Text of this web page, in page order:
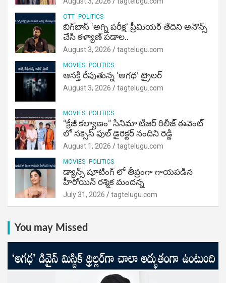
OTT POLITICS
బిగ్‌బాస్ ‘అగ్ని ప‌రీక్ష‌’ ప్రీమియర్ తేదిని అనౌన్స్
చేసి కళ్యాణ్ పడాల..
August 3, 2026 tagtelugu.com
MOVIES POLITICS
ఆసక్తి రేపుతున్న ‘అగధ’ ట్రైలర్
August 3, 2026 tagtelugu.com
MOVIES POLITICS
“క్రేజీ కల్యాణం” సినిమా టీజర్ రిలీజ్ ఈవెంట్
లో సక్సెస్ ఫుల్ డైరెక్టర్ నందిని రెడ్డి
August 1, 2026 tagtelugu.com
MOVIES POLITICS
డ్యాన్స్ షూటింగ్ లో తీవ్రంగా గాయపడిన
హీరోయిన్ రశ్మిక మందన్న
July 31, 2026 tagtelugu.com
You may Missed